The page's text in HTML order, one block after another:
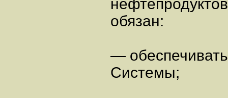
нефтепродуктов
обязан:
—
Системы;